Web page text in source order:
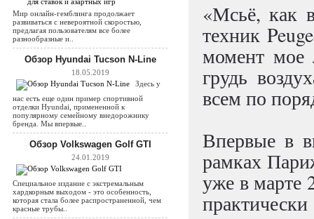
Мир онлайн-гемблинга продолжает
развиваться с невероятной скоростью,
предлагая пользователям все более
разнообразные и..
Обзор Hyundai Tucson N-Line
18.05.2019
Здесь у
нас есть еще один пример спортивной
отделки Hyundai, примененной к
популярному семейному внедорожнику
бренда. Мы впервые..
Обзор Volkswagen Golf GTI
24.01.2019
Специальное издание с экстремальным
хардкорным выходом - это особенность,
которая стала более распространенной, чем
красные трубы..
«Мсьё, как
техник
момент мое
грудь
всем по
Впервые в
рамках
уже в марте